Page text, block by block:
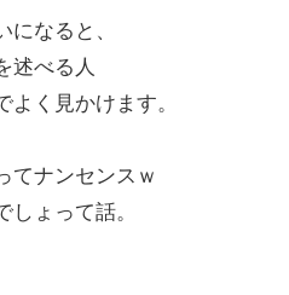
になると、
述べる人
よく見かけます。
てナンセンスｗ
ょって話。